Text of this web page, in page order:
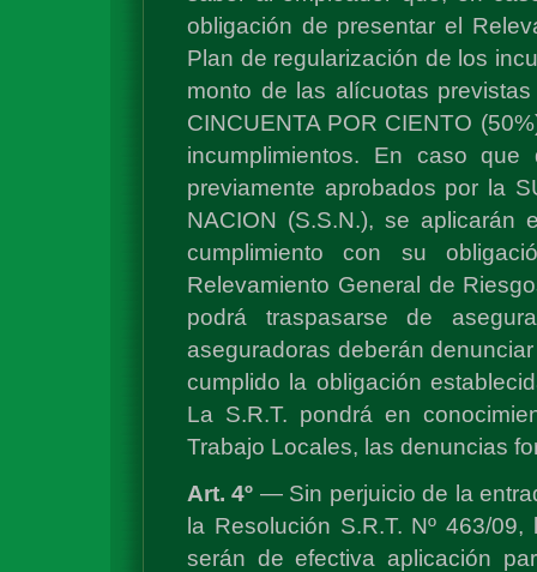
obligación de presentar el
Plan de regularización de los
monto de las alícuotas
CINCUENTA POR CIENTO
incumplimientos. En caso
previamente aprobados por la
NACION (S.S.N.), se aplicarán
cumplimiento con su
Relevamiento General de
podrá traspasarse de
aseguradoras deberán
cumplido la obligación
La S.R.T. pondrá en
Trabajo Locales, las denuncias
Art. 4º — Sin perjuicio de la
la Resolución S.R.T. Nº 463/
serán de efectiva aplicación